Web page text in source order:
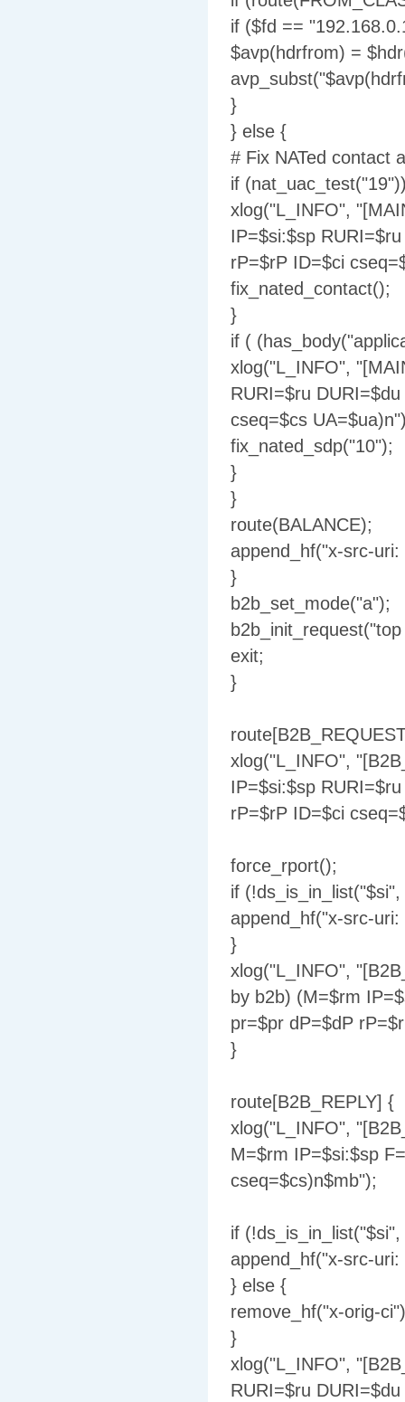
if ($fd ==
$avp(hdrfrom) =
}
} else {
# Fix NATed contact
if
xlog("L_INFO",
IP=$si:$sp
rP=$rP ID=$ci
fix_nated_contact();
}
if (
xlog("L_INFO",
RURI=$ru
cseq=$cs
fix_nated_sdp("10");
}
}
route(BALANCE);
append_hf("x-src-
}
b2b_set_mode("a");
exit;
}
xlog("L_INFO",
IP=$si:$sp
rP=$rP ID=$ci
force_rport();
if
append_hf("x-src-
}
xlog("L_INFO",
by b2b) (M=$rm
pr=$pr dP=$dP
}
route[B2B_REPLY] {
xlog("L_INFO",
M=$rm IP=$si:$sp
cseq=$cs)n$mb");
if
append_hf("x-src-
} else {
remove_hf("x-orig-
}
xlog("L_INFO",
RURI=$ru